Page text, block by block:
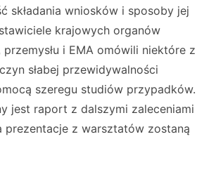
składania wniosków i sposoby jej
krajowych organów
i EMA omówili niektóre z
słabej przewidywalności
szeregu studiów przypadków.
jest raport z dalszymi zaleceniami
prezentacje z warsztatów zostaną